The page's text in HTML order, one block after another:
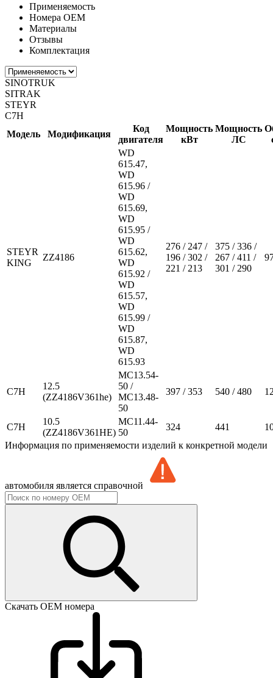
Применяемость
Номера ОЕМ
Материалы
Отзывы
Комплектация
SINOTRUK
SITRAK
STEYR
C7H
Модель
Модификация
Код
двигателя
Мощность
кВт
Мощность
ЛС
STEYR
KING
ZZ4186
WD
615.47,
WD
615.96 /
WD
615.69,
WD
615.95 /
WD
615.62,
WD
615.92 /
WD
615.57,
WD
615.99 /
WD
615.87,
WD
615.93
276 / 247 /
196 / 302 /
221 / 213
375 / 336 /
267 / 411 /
301 / 290
C7H
12.5
(ZZ4186V361he)
MC13.54-
50 /
MC13.48-
50
397 / 353 540 / 480
C7H
10.5
(ZZ4186V361HE)
MC11.44-
50
324 441
Информация по применяемости изделий к конкретной модели
автомобиля является справочной
Скачать ОЕМ номера